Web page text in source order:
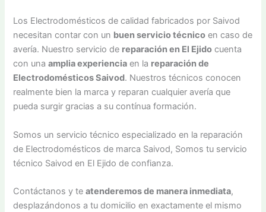
Los Electrodomésticos de calidad fabricados por Saivod
necesitan contar con un buen servicio técnico en caso de
avería. Nuestro servicio de reparación en El Ejido cuenta
con unaamplia experiencia en la reparación de
Electrodomésticos Saivod. Nuestros técnicos conocen
realmente bien la marca y reparan cualquier avería que
pueda surgir gracias a su contínua formación.
Somos un servicio técnico especializado en la reparación
de Electrodomésticos de marca Saivod, Somos tu servicio
técnico Saivod en El Ejido de confianza.
Contáctanos y teatenderemos de manera inmediata,
desplazándonos a tu domicilio en exactamente el mismo